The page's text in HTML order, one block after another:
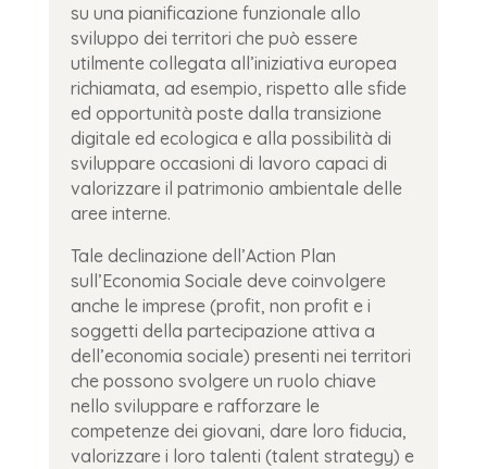
su una pianificazione funzionale allo
sviluppo dei territori che può essere
utilmente collegata all’iniziativa europea
richiamata, ad esempio, rispetto alle sfide
ed opportunità poste dalla transizione
digitale ed ecologica e alla possibilità di
sviluppare occasioni di lavoro capaci di
valorizzare il patrimonio ambientale delle
aree interne.
Tale declinazione dell’Action Plan
sull’Economia Sociale deve coinvolgere
anche le imprese (profit, non profit e i
soggetti della partecipazione attiva a
dell’economia sociale) presenti nei territori
che possono svolgere un ruolo chiave
nello sviluppare e rafforzare le
competenze dei giovani, dare loro fiducia,
valorizzare i loro talenti (talent strategy) e